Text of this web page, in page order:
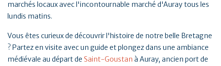
marchés locaux avec l'incontournable marché d'Auray tous les
lundis matins.
Vous êtes curieux de découvrir l'histoire de notre belle Bretagne
? Partez en visite avec un guide et plongez dans une ambiance
médiévale au départ de Saint-Goustan à Auray, ancien port de